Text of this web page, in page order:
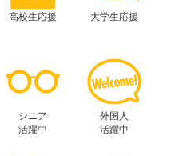
高校生応援 大学生応援
シニア
活躍中
外国人
活躍中